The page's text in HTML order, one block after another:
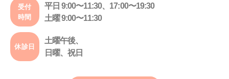
受付
時間
平日 9:00〜11:30、17:00〜19:30
土曜 9:00〜11:30
休診日
土曜午後、
日曜、祝日